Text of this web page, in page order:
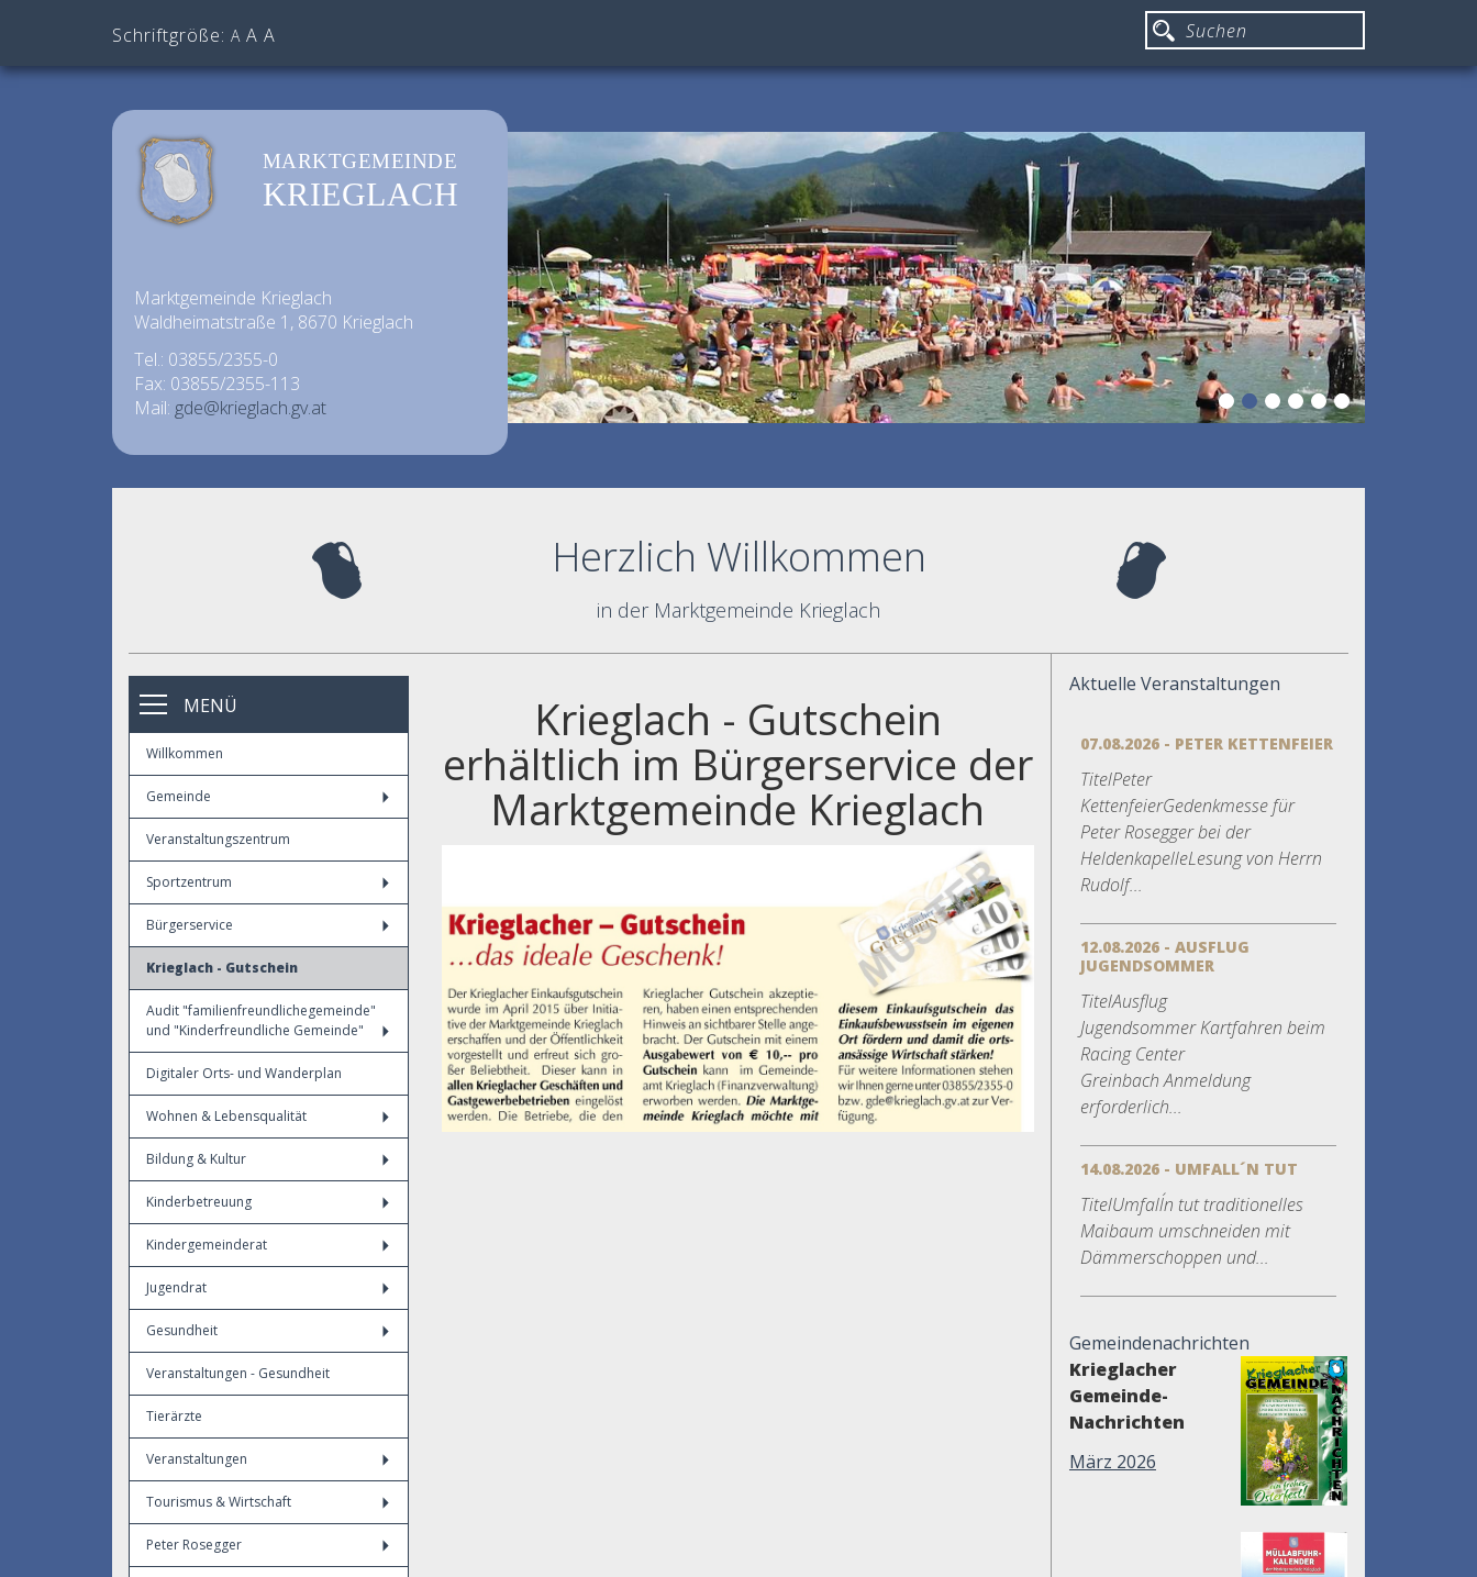
Schriftgröße: A A A
MARKTGEMEINDE
KRIEGLACH
Marktgemeinde Krieglach
Waldheimatstraße 1, 8670 Krieglach
Tel.: 03855/2355-0
Fax: 03855/2355-113
Mail: gde@krieglach.gv.at
Herzlich Willkommen
in der Marktgemeinde Krieglach
MENÜ
Willkommen
Gemeinde
Veranstaltungszentrum
Sportzentrum
Bürgerservice
Krieglach - Gutschein
Audit "familienfreundlichegemeinde"
und "Kinderfreundliche Gemeinde"
Digitaler Orts- und Wanderplan
Wohnen & Lebensqualität
Bildung & Kultur
Kinderbetreuung
Kindergemeinderat
Jugendrat
Gesundheit
Veranstaltungen - Gesundheit
Tierärzte
Veranstaltungen
Tourismus & Wirtschaft
Peter Rosegger
Krieglach - Gutschein
erhältlich im Bürgerservice der
Marktgemeinde Krieglach
Aktuelle Veranstaltungen
07.08.2026 - PETER KETTENFEIER
TitelPeter
KettenfeierGedenkmesse für
Peter Rosegger bei der
HeldenkapelleLesung von Herrn
Rudolf...
12.08.2026 - AUSFLUG
JUGENDSOMMER
TitelAusflug
Jugendsommer Kartfahren beim
Racing Center
Greinbach Anmeldung
erforderlich...
14.08.2026 - UMFALL´N TUT
TitelUmfall´n tut traditionelles
Maibaum umschneiden mit
Dämmerschoppen und...
Gemeindenachrichten
Krieglacher
Gemeinde-
Nachrichten
März 2026